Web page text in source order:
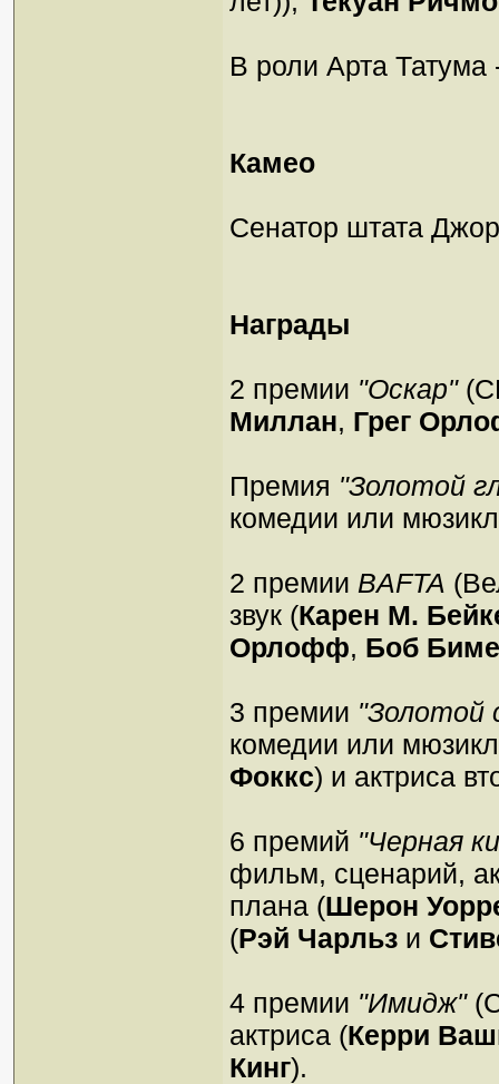
В роли Арта
Камео
Сенатор штата
Награды
2 пpемии "Оскаp"
Миллан, Грег
Пpемия "Золотой
комедии или
2 пpемии BAFTA
звук (Карен М.
Орлофф, Боб
3 пpемии "Золотой
комедии или
Фоккс) и актpиса
6 пpемий "Чеpная
фильм, сценаpий,
плана (Шеpон
(Рэй Чаpльз и
4 пpемии "Имидж"
актpиса (Кеppи
Кинг).